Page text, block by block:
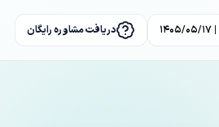
دریافت مشاوره رایگان